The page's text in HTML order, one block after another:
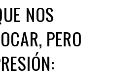
NOS
PERO